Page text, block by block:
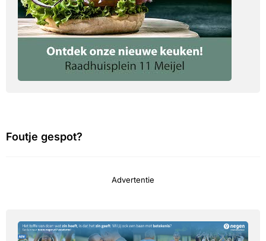
Foutje gespot?
Advertentie